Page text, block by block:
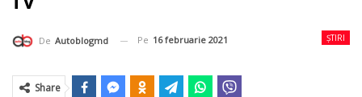
ȘTIRI
De Autoblogmd Pe 16 februarie 2021
Share